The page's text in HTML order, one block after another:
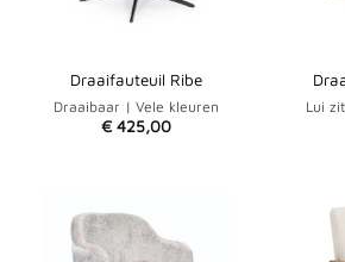
Draaifauteuil Ribe
Draaibaar | Vele kleuren
€ 425,00
Lui